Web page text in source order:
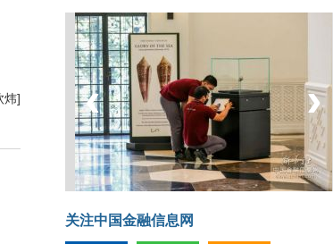
炜]
菲律宾：防疫降级
‹ ›
关注中国金融信息网